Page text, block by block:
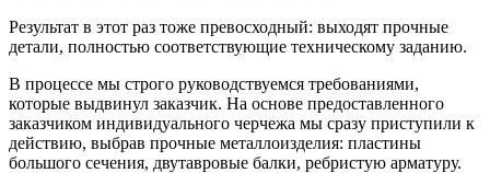
Результат в этот раз тоже превосходный: выходят прочные
детали, полностью соответствующие техническому заданию.
В процессе мы строго руководствуемся требованиями,
которые выдвинул заказчик. На основе предоставленного
заказчиком индивидуального черчежа мы сразу приступили к
действию, выбрав прочные металлоизделия: пластины
большого сечения, двутавровые балки, ребристую арматуру.